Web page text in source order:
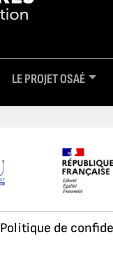
LE PROJET OSAÉ
Politique de